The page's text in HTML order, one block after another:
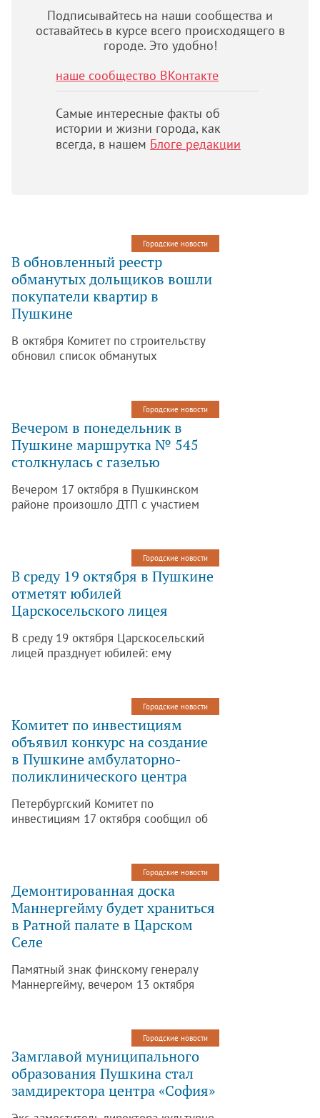
Подписывайтесь на наши сообщества и
оставайтесь в курсе всего происходящего в
городе. Это удобно!
наше сообщество ВКонтакте
Самые интересные факты об
истории и жизни города, как
всегда, в нашем Блоге редакции
Городские новости
В обновленный реестр
обманутых дольщиков вошли
покупатели квартир в
Пушкине
В октября Комитет по строительству
обновил список обманутых
больше, чем по данным,
опубликованным в сентябре. В реесте
есть и покупатели квартир в Пушкине,
сообщает портал Бюллетень
недвижимости.
Городские новости
Вечером в понедельник в
Пушкине маршрутка № 545
столкнулась с газелью
Вечером 17 октября в Пушкинском
районе произошло ДТП с участием
этом сообщается на официальном
сайте петербургского МЧС.Городские новости
В среду 19 октября в Пушкине
отметят юбилей
Царскосельского лицея
В среду 19 октября Царскосельский
лицей празднует юбилей: ему
Лицейском саду пройдет
традиционная церемония
«Приношение поэту». Об этом
сообщает Комитет по культуре.
Городские новости
Комитет по инвестициям
объявил конкурс на создание
в Пушкине амбулаторно-
поликлинического центра
Петербургский Комитет по
инвестициям 17 октября сообщил об
диагностического центра
амбулаторно-поликлинического типа.
Об этом сообщается на официальном
сайте.
Городские новости
Демонтированная доска
Маннергейму будет храниться
в Ратной палате в Царском
Селе
Памятный знак финскому генералу
Маннергейму, вечером 13 октября
Царское Село. Он станет частью
коллекции Музея Первой мировой
войны в Ратной палате. Об этом
сообщается на сайте Российского
военно-исторического общества.
Городские новости
Замглавой муниципального
образования Пушкина стал
замдиректора центра «София»